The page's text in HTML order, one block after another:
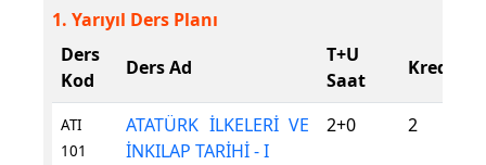
1. Yarıyıl Ders Planı
Ders
Kod
Ders Ad
T+U
Saat
ATI
101
ATATÜRK İLKELERİ VE
İNKILAP TARİHİ - I
2+0 2